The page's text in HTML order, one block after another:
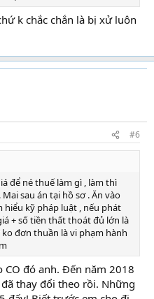
k chắc chắn là bị xử luôn
#6
để né thuế làm gì , làm thì
sau án tại hồ sơ . Ăn vào
hiểu kỹ pháp luật , nếu phát
+ số tiền thất thoát đủ lớn là
đơn thuần là vi phạm hành
đó anh. Đến năm 2018
thay đổi theo rồi. Những